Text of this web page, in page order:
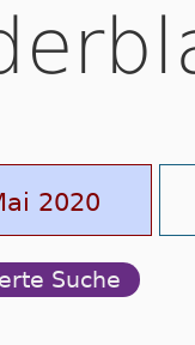
2020
Suche